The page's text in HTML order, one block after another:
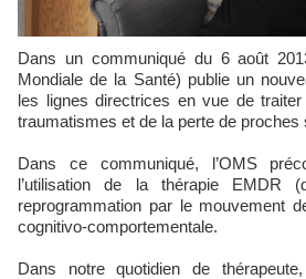
Dans un communiqué du 6 août 2013, l’OMS (Organisation
Mondiale de la Santé) publie un
les lignes directrices en vue de
traumatismes et de la perte de proches
Dans ce communiqué, l’OMS
l’utilisation de la thérapie EMDR
reprogrammation par le mouvement
cognitivo-comportementale.
Dans notre quotidien de